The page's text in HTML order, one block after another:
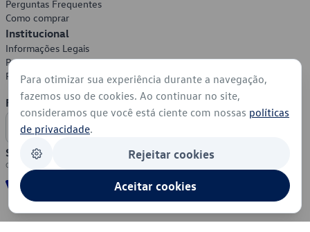
Perguntas Frequentes
Como comprar
Institucional
Informações Legais
Política de Privacidade
Política de Cookies
Formas de Pagamento
Segurança
Para otimizar sua experiência durante a navegação,
fazemos uso de cookies. Ao continuar no site,
consideramos que você está ciente com nossas políticas
de privacidade.
Rejeitar cookies
Aceitar cookies